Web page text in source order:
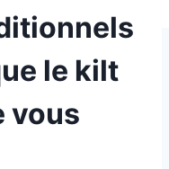
le kilt
vous